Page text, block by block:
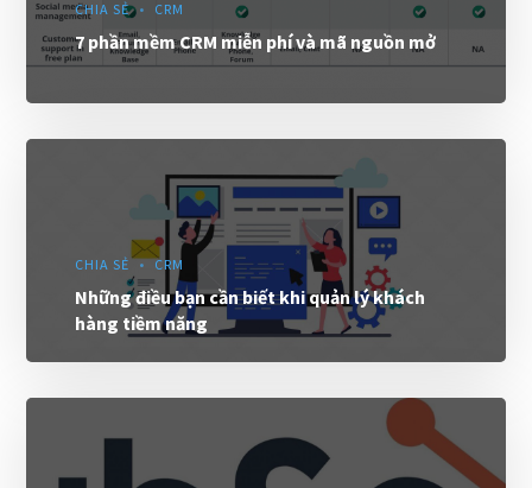
CHIA SẺ CRM
7 phần mềm CRM miễn phí và mã nguồn mở
CHIA SẺ CRM
Những điều bạn cần biết khi quản lý khách
hàng tiềm năng